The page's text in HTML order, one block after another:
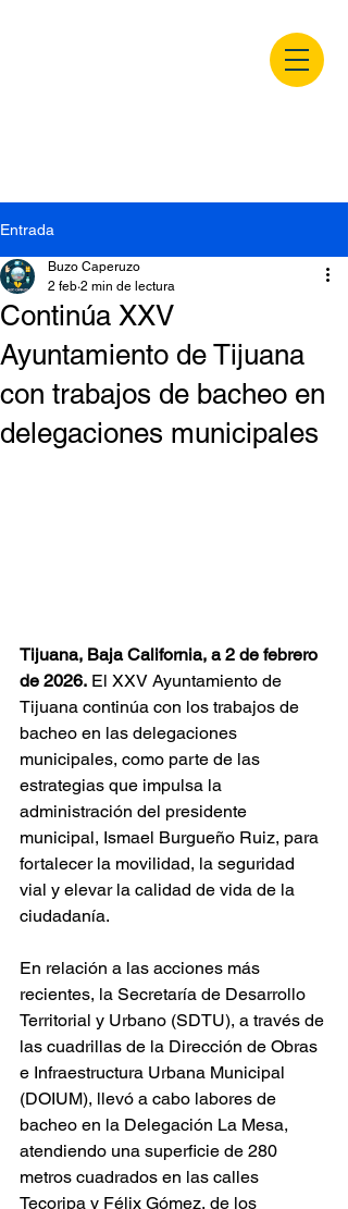
Entrada
Continúa XXV
Ayuntamiento de Tijuana
con trabajos de bacheo en
delegaciones municipales
Buzo Caperuzo
2 feb 2 min de lectura
Tijuana, Baja California, a 2 de febrero
de 2026. El XXV Ayuntamiento de
Tijuana continúa con los trabajos de
bacheo en las delegaciones
municipales, como parte de las
estrategias que impulsa la
administración del presidente
municipal, Ismael Burgueño Ruiz, para
fortalecer la movilidad, la seguridad
vial y elevar la calidad de vida de la
ciudadanía.
En relación a las acciones más
recientes, la Secretaría de Desarrollo
Territorial y Urbano (SDTU), a través de
las cuadrillas de la Dirección de Obras
e Infraestructura Urbana Municipal
(DOIUM), llevó a cabo labores de
bacheo en la Delegación La Mesa,
atendiendo una superficie de 280
metros cuadrados en las calles
Tecoripa y Félix Gómez, de los